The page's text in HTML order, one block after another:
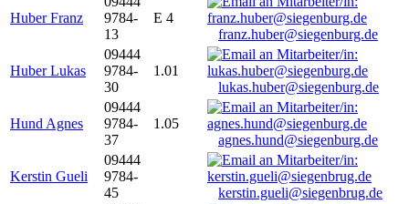
Huber Franz
9784-
13
E 4
franz.huber@siegenburg.de
Huber Lukas
09444
9784-
30
1.01
lukas.huber@siegenburg.de
Hund Agnes
09444
9784-
37
1.05
agnes.hund@siegenburg.de
Kerstin Gueli
09444
9784-
45
kerstin.gueli@siegenbrug.de